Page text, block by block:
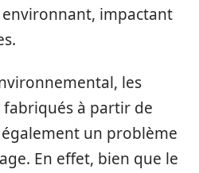
environnant, impactant
les
à partir de
un problème
En effet, bien que le